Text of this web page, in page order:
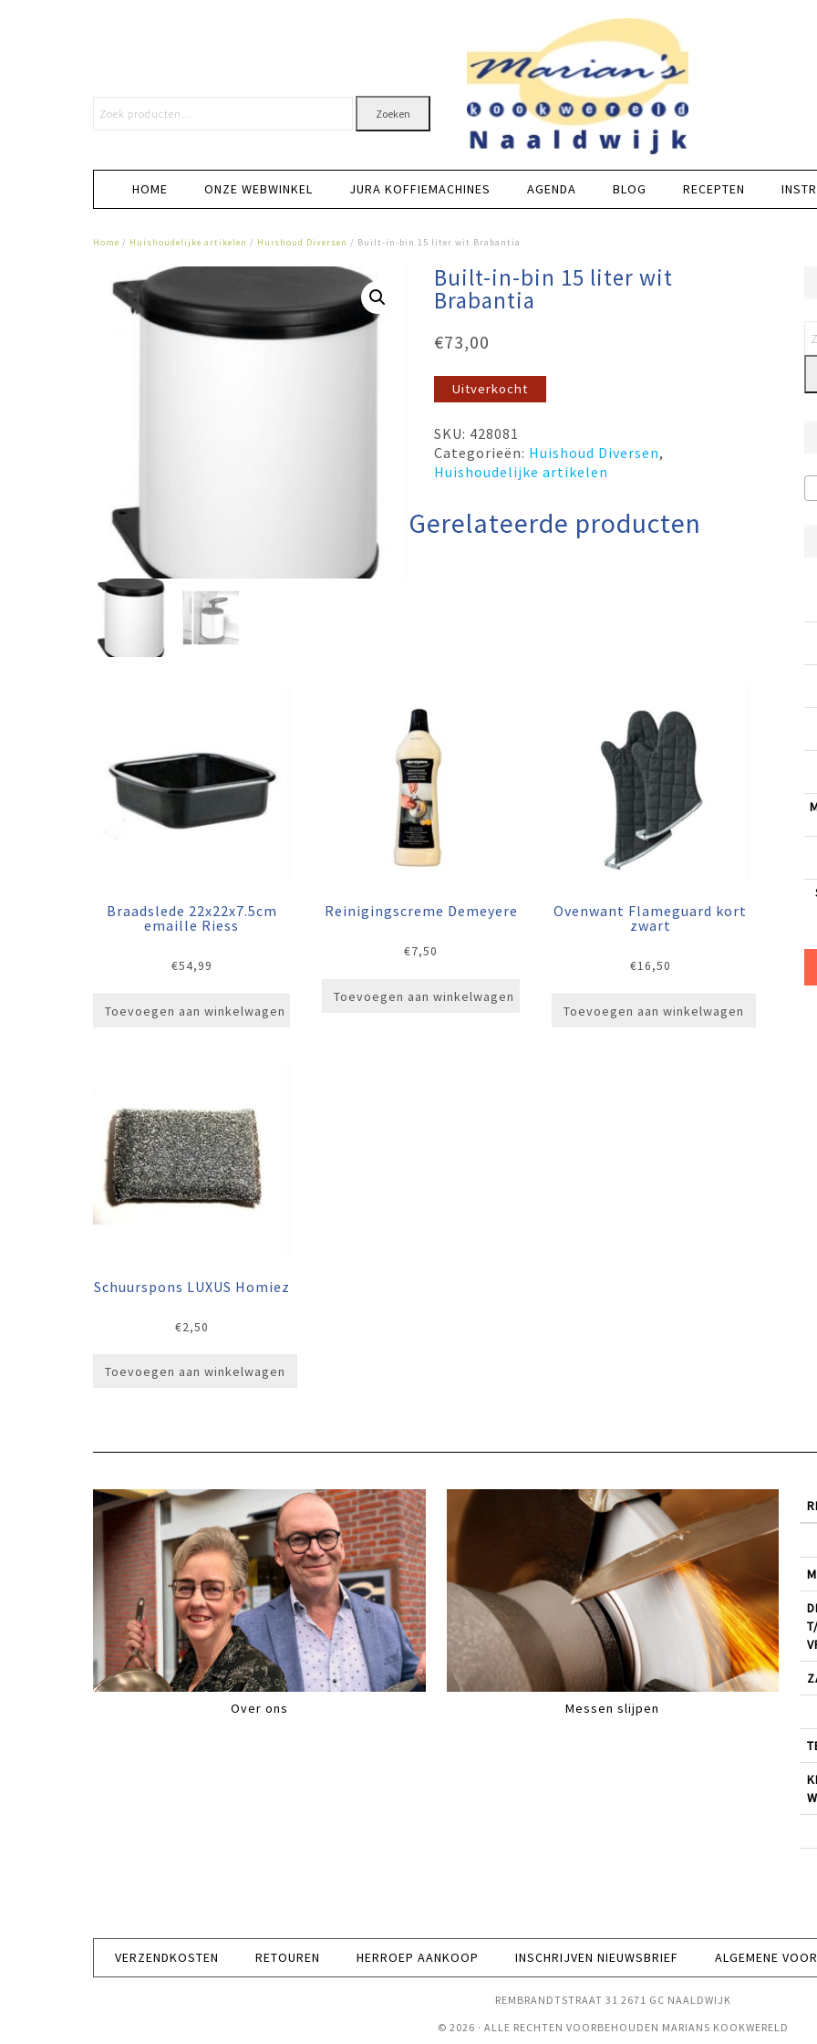
Zoeken
HOME ONZE WEBWINKEL JURA KOFFIEMACHINES AGENDA BLOG RECEPTEN
Home / Huishoudelijke artikelen / Huishoud Diversen / Built-in-bin 15 liter wit Brabantia
Built-in-bin 15 liter wit
Brabantia
€73,00
Uitverkocht
SKU: 428081
Categorieën: Huishoud Diversen,
Huishoudelijke artikelen
Gerelateerde producten
Braadslede 22x22x7.5cm
emaille Riess
€54,99
Toevoegen aan winkelwagen
Reinigingscreme Demeyere
€7,50
Toevoegen aan winkelwagen
Ovenwant Flameguard kort
zwart
€16,50
Toevoegen aan winkelwagen
Schuurspons LUXUS Homiez
€2,50
Toevoegen aan winkelwagen
Over ons Messen slijpen
VERZENDKOSTEN RETOUREN HERROEP AANKOOP INSCHRIJVEN NIEUWSBRIEF ALGEMENE
REMBRANDTSTRAAT 31 2671 GC NAALDWIJK
© 2026 · ALLE RECHTEN VOORBEHOUDEN MARIANS KOOKWERELD